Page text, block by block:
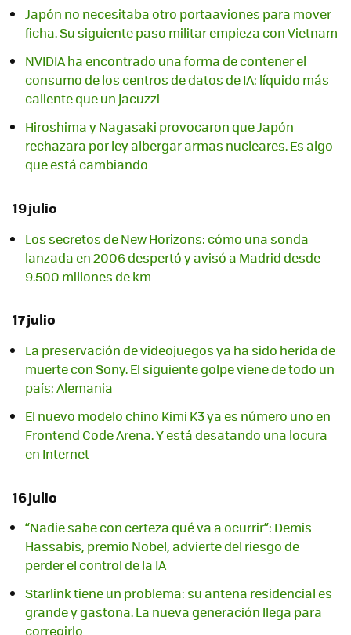
Japón no necesitaba otro portaaviones para mover
ficha. Su siguiente paso militar empieza con Vietnam
NVIDIA ha encontrado una forma de contener el
consumo de los centros de datos de IA: líquido más
caliente que un jacuzzi
Hiroshima y Nagasaki provocaron que Japón
rechazara por ley albergar armas nucleares. Es algo
que está cambiando
19 julio
Los secretos de New Horizons: cómo una sonda
lanzada en 2006 despertó y avisó a Madrid desde
9.500 millones de km
17 julio
La preservación de videojuegos ya ha sido herida de
muerte con Sony. El siguiente golpe viene de todo un
país: Alemania
El nuevo modelo chino Kimi K3 ya es número uno en
Frontend Code Arena. Y está desatando una locura
en Internet
16 julio
“Nadie sabe con certeza qué va a ocurrir”: Demis
Hassabis, premio Nobel, advierte del riesgo de
perder el control de la IA
Starlink tiene un problema: su antena residencial es
grande y gastona. La nueva generación llega para
corregirlo